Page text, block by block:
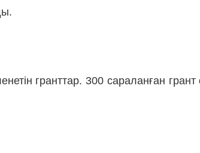
гранттар. 300 сараланған